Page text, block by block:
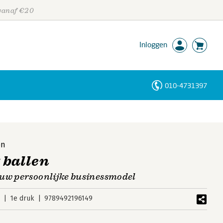
€20
Inloggen
010-4731397
ballen
persoonlijke businessmodel
1e druk 9789492196149
Personen